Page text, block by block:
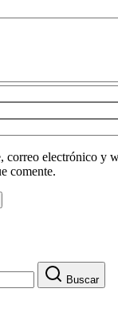
correo electrónico y
comente.
Buscar